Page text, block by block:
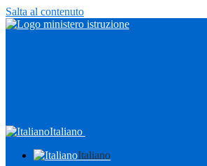
Salta al contenuto
Italiano
Italiano